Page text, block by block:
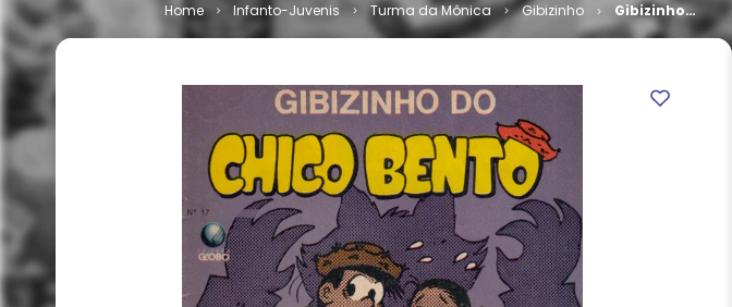
Infanto-Juvenis Turma da Mônica Gibizinho
Gibizinho
da Mônica
Bento